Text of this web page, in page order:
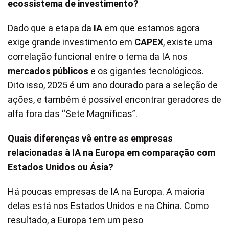
ecossistema de investimento?
Dado que a etapa da IA em que estamos agora
exige grande investimento em CAPEX, existe uma
correlação funcional entre o tema da IA nos
mercados públicos e os gigantes tecnológicos.
Dito isso, 2025 é um ano dourado para a seleção de
ações, e também é possível encontrar geradores de
alfa fora das “Sete Magníficas”.
Quais diferenças vê entre as empresas
relacionadas à IA na Europa em comparação com
Estados Unidos ou Ásia?
Há poucas empresas de IA na Europa. A maioria
delas está nos Estados Unidos e na China. Como
resultado, a Europa tem um peso